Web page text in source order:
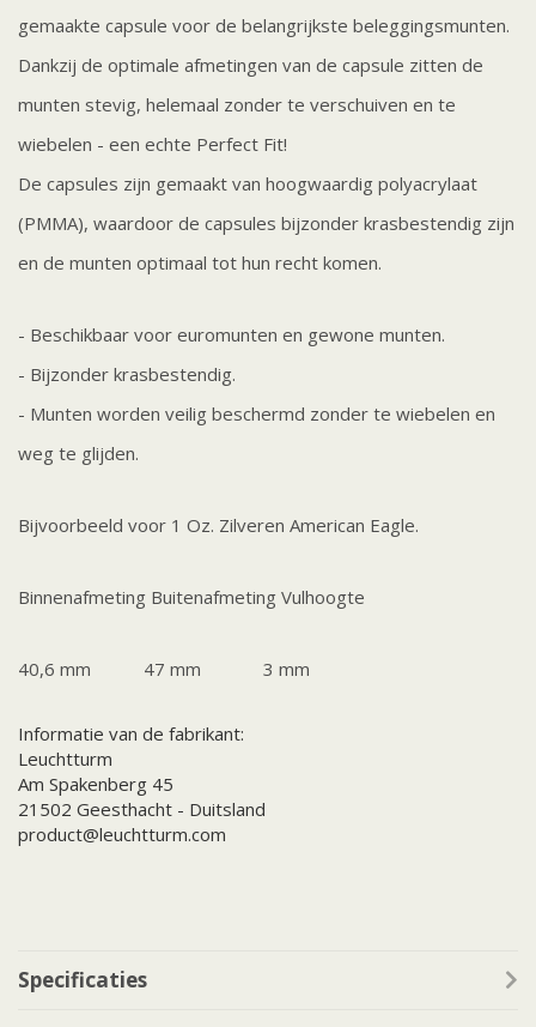
gemaakte capsule voor de belangrijkste beleggingsmunten.
Dankzij de optimale afmetingen van de capsule zitten de
munten stevig, helemaal zonder te verschuiven en te
wiebelen - een echte Perfect Fit!
De capsules zijn gemaakt van hoogwaardig polyacrylaat
(PMMA), waardoor de capsules bijzonder krasbestendig zijn
en de munten optimaal tot hun recht komen.
- Beschikbaar voor euromunten en gewone munten.
- Bijzonder krasbestendig.
- Munten worden veilig beschermd zonder te wiebelen en
weg te glijden.
Bijvoorbeeld voor 1 Oz. Zilveren American Eagle.
Binnenafmeting Buitenafmeting Vulhoogte
40,6 mm 47 mm 3 mm
Informatie van de fabrikant:
Leuchtturm
Am Spakenberg 45
21502 Geesthacht - Duitsland
product@leuchtturm.com
Specificaties